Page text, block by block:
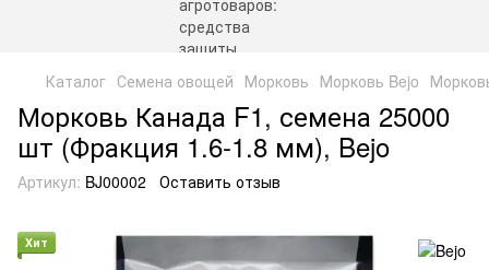
Каталог Семена овощей Морковь Морковь Bejo
Морковь Канада F1, семена 25000
шт (Фракция 1.6-1.8 мм), Bejo
Артикул: BJ00002 Оставить отзыв
Хит